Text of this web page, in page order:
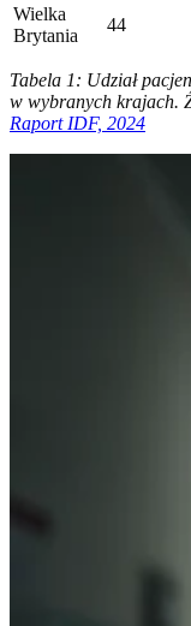
Wielka
Brytania
44
Tabela 1: Udział
w wybranych krajach.
Raport IDF, 2024